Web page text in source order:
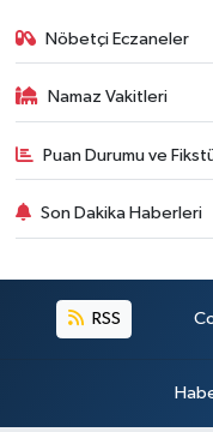
Nöbetçi Eczaneler
Namaz Vakitleri
Puan Durumu ve
Son Dakika Haberleri
RSS